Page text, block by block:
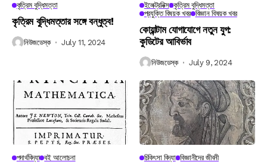
কৃত্রিম বুদ্ধিমত্তা
কৃত্রিম বুদ্ধিমত্তার সঙ্গে বন্ধুত্ব!
নিউজডেস্ক July 11, 2024
ইলেক্ট্রনিক্স কৃত্রিম বুদ্ধিমত্তা
প্রযুক্তি বিষয়ক খবর বিজ্ঞান বিষয়ক খবর
কোয়ান্টাম যোগাযোগে নতুন যুগ:
কুডিটের আবির্ভাব
নিউজডেস্ক July 9, 2024
পদার্থবিদ্যা বই আলোচনা চিকিৎসা বিদ্যা বিজ্ঞানীদের জীবনী